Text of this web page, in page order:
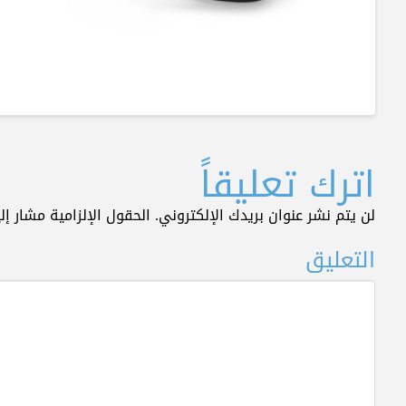
اترك تعليقاً
لن يتم نشر عنوان بريدك الإلكتروني. الحقول الإلزامية مشار
التعليق